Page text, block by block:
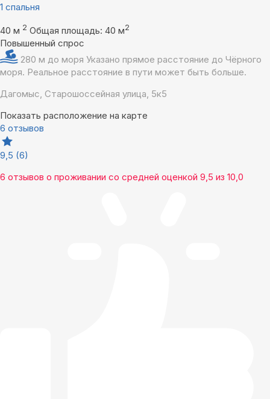
1 спальня
40 м 2 Общая площадь: 40 м2
Повышенный спрос
280 м до моря Указано прямое расстояние до Чёрного
моря. Реальное расстояние в пути может быть больше.
Дагомыс, Старошоссейная улица, 5к5
Показать расположение на карте
6 отзывов
9,5 (6)
6 отзывов о проживании со средней оценкой 9,5 из 10,0